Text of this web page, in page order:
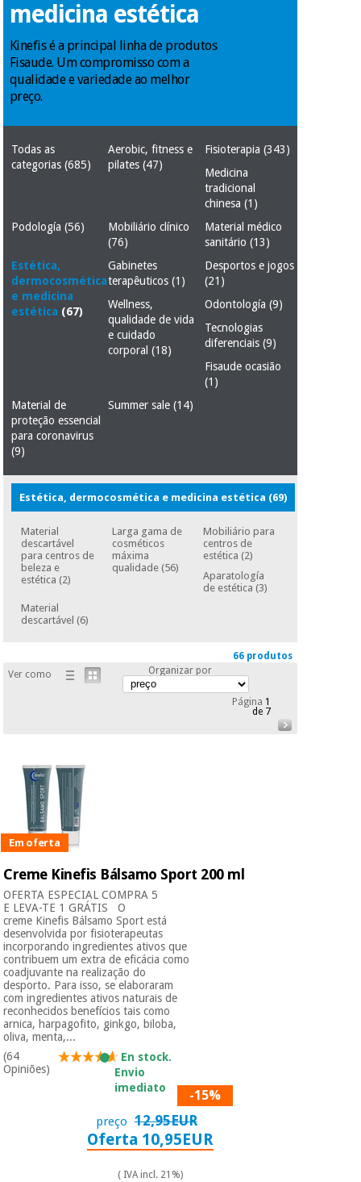
Novidades
Ofertas
Academy
Fisaude
Aluguer
tradicional
chinesa
Mobiliário
Gabinetes
terapêuticos
proteção
essencial
coronavirus
Aerobic,
e jogos
Vestuário
sanitário
Veterinária
Ortopedia
Instrumental
(liquidação)
Novidades
Fisaude
Tech
Academy
Aluguer
Material
médico
sanitário
tradicional
chinesa
Gabinetes
terapêuticos
coronavirus
Aerobic,
pilates
Desportos
e jogos
sanitário
Instrumental
cirúrgico
(liquidação)
medicina estética
Kinefis é a principal linha de produtos
Fisaude. Um compromisso com a
qualidade e variedade ao melhor
preço.
Todas as
categorias (685)
Aerobic, fitness e
pilates (47)
Fisioterapia(343)
Medicina
tradicional
chinesa(1)
Podología (56)
Mobiliário clínico
(76)
Material médico
sanitário(13)
Estética,
dermocosmética
e medicina
estética (67)
Gabinetes
terapêuticos (1)
Desportos e jogos
(21)
Wellness,
qualidade de vida
e cuidado
corporal (18)
Odontología(9)
Tecnologias
diferenciais(9)
Fisaude ocasião
(1)
Material de
proteção essencial
para coronavirus
(9)
Summer sale (14)
Estética, dermocosmética e medicina estética (69)
Material
descartável
para centros de
beleza e
estética (2)
Larga gama de
cosméticos
máxima
qualidade (56)
Mobiliário para
centros de
estética (2)
Aparatología
de estética (3)
Material
descartável (6)
66 produtos
Ver como
Organizar por
Página 1
de 7
Em oferta
Creme Kinefis Bálsamo Sport 200 ml
OFERTA ESPECIAL COMPRA 5
E LEVA-TE 1 GRÁTIS O
creme Kinefis Bálsamo Sport está
desenvolvida por fisioterapeutas
incorporando ingredientes ativos que
contribuem um extra de eficácia como
coadjuvante na realização do
desporto. Para isso, se elaboraram
com ingredientes ativos naturais de
reconhecidos benefícios tais como
arnica, harpagofito, ginkgo, biloba,
oliva, menta,...
(64
Opiniões)
En stock.
Envio
imediato
-15%
preço 12,95EUR
Oferta 10,95EUR
( IVA incl. 21%)